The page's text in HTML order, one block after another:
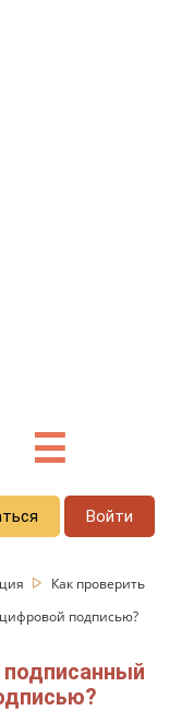
☰
Войти
Как проверить
подписью?